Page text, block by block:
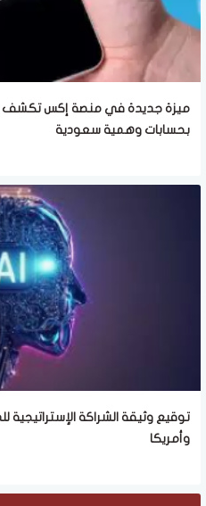
ميزة جديدة في منصة إكس تكشف
بحسابات وهمية سعودية
توقيع وثيقة الشراكة الإستراتيجية
وأمريكا